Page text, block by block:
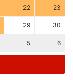
22 23
29 30
5 6